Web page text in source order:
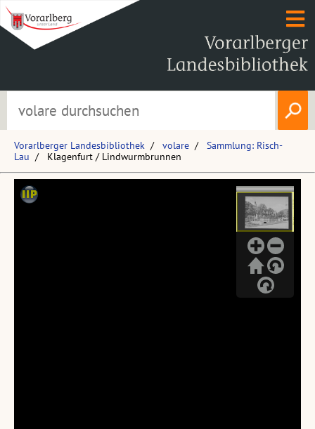
Vorarlberger Landesbibliothek volare
Sammlung: Risch-
Lau
Klagenfurt / Lindwurmbrunnen